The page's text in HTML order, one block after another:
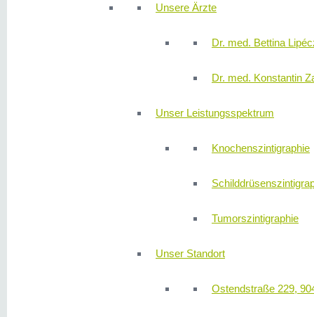
Unsere Ärzte
Dr. med. Bettina
Dr. med. Konstantin
Unser Leistungsspektrum
Knochenszintigraphie
Tumorszintigraphie
Unser Standort
Ostendstraße 229,